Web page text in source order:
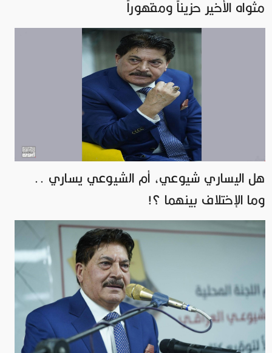
مثواه الأخير حزيناً ومقهوراً
هل اليساري شيوعي، أم الشيوعي يساري ..
وما الإختلاف بينهما ؟!